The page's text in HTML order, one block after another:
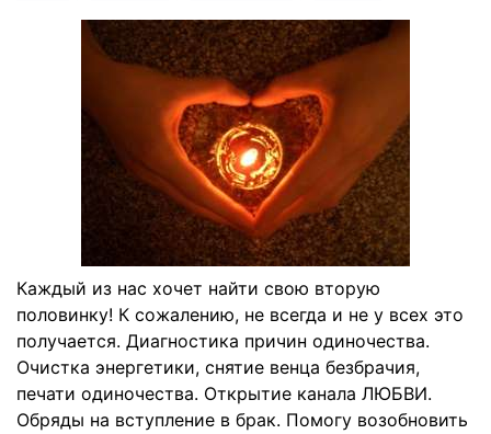
Каждый из нас хочет найти свою вторую
половинку! К сожалению, не всегда и не у всех это
получается. Диагностика причин одиночества.
Очистка энергетики, снятие венца безбрачия,
печати одиночества. Открытие канала ЛЮБВИ.
Обряды на вступление в брак. Помогу возобновить